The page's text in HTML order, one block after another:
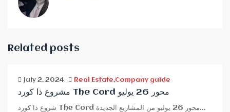
Related posts
July 2, 2024 Real Estate,Company guide
مشروع ذا كورد The Cord محور 26 يوليو
شروع ذا كورد The Cord محور 26 يوليو من المشاريع الجديدة...